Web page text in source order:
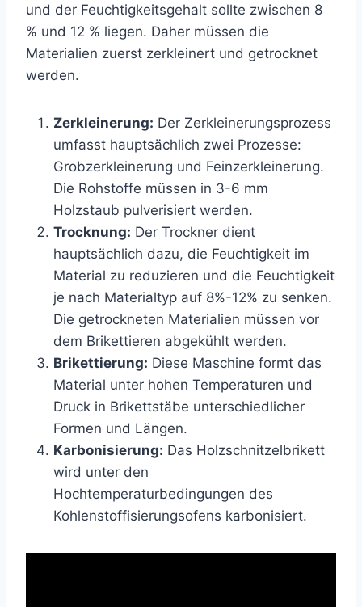
und der Feuchtigkeitsgehalt sollte zwischen 8
% und 12 % liegen. Daher müssen die
Materialien zuerst zerkleinert und getrocknet
werden.
Zerkleinerung: Der Zerkleinerungsprozess
umfasst hauptsächlich zwei Prozesse:
Grobzerkleinerung und Feinzerkleinerung.
Die Rohstoffe müssen in 3-6 mm
Holzstaub pulverisiert werden.
Trocknung: Der Trockner dient
hauptsächlich dazu, die Feuchtigkeit im
Material zu reduzieren und die Feuchtigkeit
je nach Materialtyp auf 8%-12% zu senken.
Die getrockneten Materialien müssen vor
dem Brikettieren abgekühlt werden.
Brikettierung: Diese Maschine formt das
Material unter hohen Temperaturen und
Druck in Brikettstäbe unterschiedlicher
Formen und Längen.
Karbonisierung: Das Holzschnitzelbrikett
wird unter den
Hochtemperaturbedingungen des
Kohlenstoffisierungsofens karbonisiert.